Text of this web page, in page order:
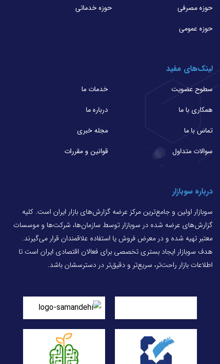
حوزه مصرفی
حوزه خدماتی
حوزه عمومی
لینک‌های مفید
سطوح عضویت
خدمات ما
همکاری با ما
درباره ما
تماس با ما
مجله خبری
سوالات متداول
قوانین و مقررات
درباره سوبازار
سوبازار اولین و جامع‌ترین مرکز عرضه گزارش‌های بازار ایران است. کلیه
گزارش‌های عرضه شده در سوبازار توسط سازمان‌ها، شرکت‌ها و موسسات
معتبر تهیه شده و در معرض فروش یا استفاده علاقمندان قرار می‌گیرند.
هدف سوبازار ایجاد بستری تخصصی برای فعالان اقتصادی ایران است تا
اطلاعات بازار راحت‌تر، سریع‌تر و دقیق‌تر در دسترسشان باشد.